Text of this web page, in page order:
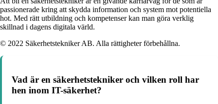
passionerade kring att skydda information och system mot potentiella
hot. Med rätt utbildning och kompetenser kan man göra verklig
skillnad i dagens digitala värld.
© 2022 Säkerhetstekniker AB. Alla rättigheter förbehållna.
Vad är en säkerhetstekniker och vilken roll har
hen inom IT-säkerhet?